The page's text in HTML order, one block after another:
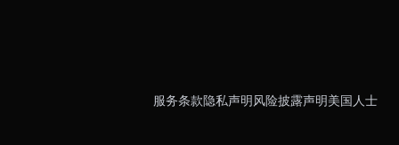
服务条款隐私声明风险披露声明美国人士